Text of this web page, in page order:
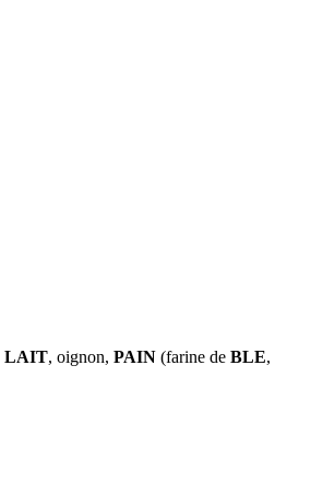
LAIT, oignon, PAIN (farine de BLE,